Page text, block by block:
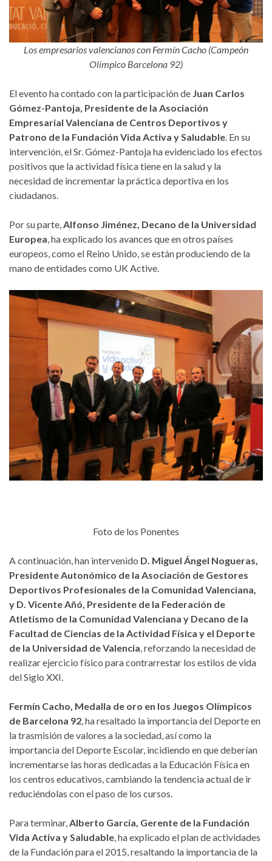
Los empresarios valencianos con Fermín Cacho (Campeón
Olímpico Barcelona 92)
El evento ha contado con la participación de Juan Carlos
Gómez-Pantoja, Presidente de la Asociación
Empresarial Valenciana de Centros Deportivos y
Patrono de la Fundación Vida Activa y Saludable. En su
intervención, el Sr. Gómez-Pantoja ha evidenciado los efectos
positivos que la actividad física tiene en la salud y la
necesidad de incrementar la práctica deportiva en los
ciudadanos.
Por su parte,Alfonso Jiménez, Decano de la Universidad
Europea, ha explicado los avances que en otros países
europeos, como el Reino Unido, se están produciendo de la
mano de entidades como UK Active.
Foto de los Ponentes
A continuación, han intervenido D. Miguel Ángel Nogueras,
Presidente Autonómico de la Asociación de Gestores
Deportivos Profesionales de la Comunidad Valenciana,
y D. Vicente Añó, Presidente de la Federación de
Atletismo de la Comunidad Valenciana y Decano de la
Facultad de Ciencias de la Actividad Física y el Deporte
de la Universidad de Valencia , reforzando la necesidad de
realizar ejercicio físico para contrarrestar los estilos de vida
del Siglo XXI.
Fermín Cacho, Medalla de oro en los Juegos Olímpicos
de Barcelona 92 , ha resaltado la importancia del Deporte en
la trasmisión de valores a la sociedad, así como la
importancia del Deporte Escolar, incidiendo en que deberían
incrementarse las horas dedicadas a la Educación Física en
los centros educativos, cambiando la tendencia actual de ir
reduciéndolas con el paso de los cursos.
Para terminar, Alberto García, Gerente de la Fundación
Vida Activa y Saludable , ha explicado el plan de actividades
de la Fundación para el 2015, resaltando la importancia de la